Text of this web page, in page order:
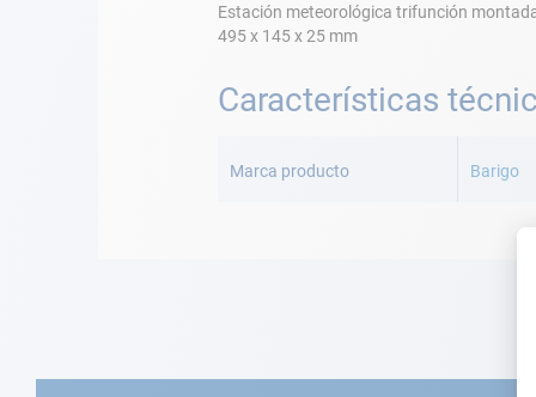
Estación meteorológica trifunción
495 x 145 x 25 mm
Características
Información
Marca producto Barigo